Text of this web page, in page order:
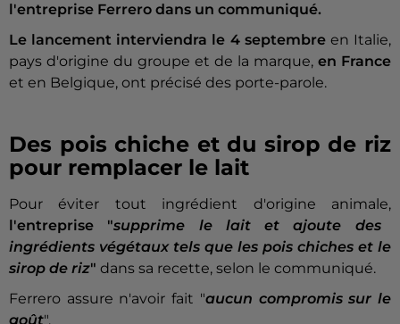
l'entreprise Ferrero dans un communiqué.
Le lancement interviendra le 4 septembreen Italie,
pays d'origine du groupe et de la marque, en France
et en Belgique, ont précisé des porte-parole.
Des pois chiche et du sirop de riz
pour remplacer le lait
Pour éviter tout ingrédient d'origine animale,
l'entreprise "supprime le lait et ajoute des
ingrédients végétaux tels que les pois chiches et le
sirop de riz" dans sa recette, selon le communiqué.
Ferrero assure n'avoir fait "aucun compromis sur le
goût".